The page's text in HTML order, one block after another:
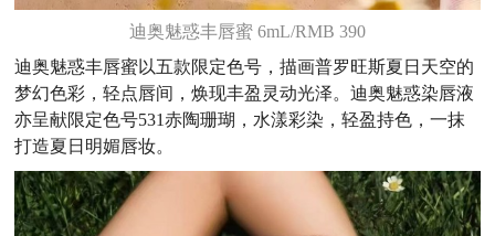
迪奥魅惑丰唇蜜 6mL/RMB 390
迪奥魅惑丰唇蜜以五款限定色号，描画普罗旺斯夏日天空的
梦幻色彩，轻点唇间，焕现丰盈灵动光泽。迪奥魅惑染唇液
亦呈献限定色号531赤陶珊瑚，水漾彩染，轻盈持色，一抹
打造夏日明媚唇妆。